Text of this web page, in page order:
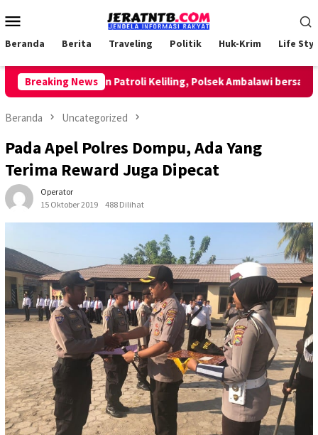
ke
Mobile
Beranda Berita Traveling Politik Huk-Krim Life
Breaking News
Lakukan Patroli Keliling, Polsek Ambalawi bersama TNI
Beranda Uncategorized
Pada Apel Polres Dompu, Ada Yang
Terima Reward Juga Dipecat
Operator
15 Oktober 2019
488 Dilihat